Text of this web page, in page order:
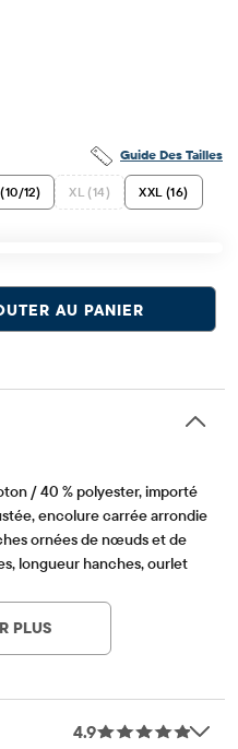
Guide Des Tailles
12) XL (14) XXL (16)
AU PANIER
/ 40 % polyester, importé
encolure carrée arrondie
ornées de nœuds et de
longueur hanches, ourlet
imprimé cachemire,
pour réduire le
PLUS
4.9